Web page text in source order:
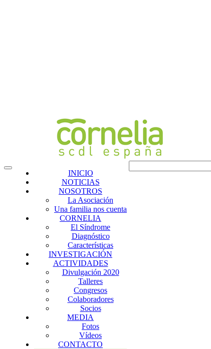
INICIO
NOTICIAS
NOSOTROS
La Asociación
Una familia nos cuenta
CORNELIA
El Síndrome
Diagnóstico
Características
INVESTIGACIÓN
ACTIVIDADES
Divulgación 2020
Talleres
Congresos
Colaboradores
Socios
MEDIA
Fotos
Vídeos
CONTACTO